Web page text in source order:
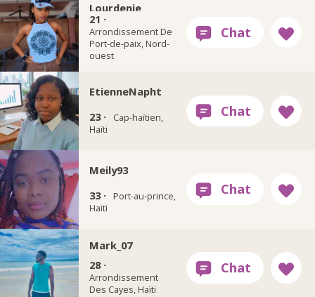
Lourdenie
21 ·
Arrondissement De
Port-de-paix, Nord-
ouest
EtienneNapht
23 ·
Cap-haïtien,
Haïti
Meily93
33 ·
Port-au-prince,
Haiti
Mark_07
28 ·
Arrondissement
Des Cayes, Haïti